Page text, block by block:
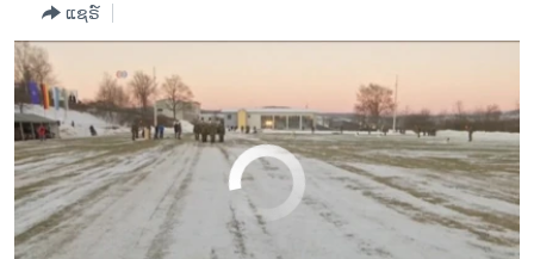
ໂລກ
ເອເຊຍ
ອິດສະຫຼະພາບດ້ານການຂ່າວ
ຊີວິດຊາວລາວ
ຊຸມຊົນຊາວລາວ
ວິທະຍາສາດ-ເທັກໂນໂລຈີ
ແຊຣ໌
No media source currently available